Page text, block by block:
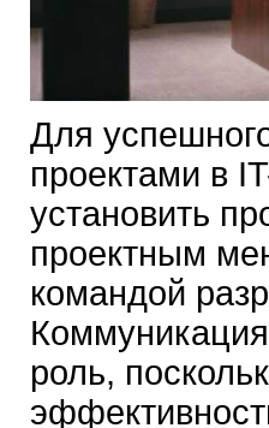
Для
проектами в
установить
проектным
командой
роль,